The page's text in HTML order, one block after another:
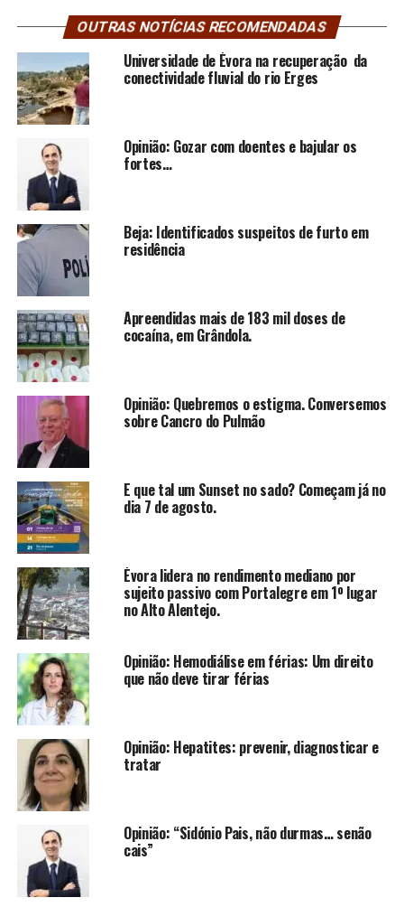
OUTRAS NOTÍCIAS RECOMENDADAS
Universidade de Évora na recuperação da
conectividade fluvial do rio Erges
Opinião: Gozar com doentes e bajular os
fortes…
Beja: Identificados suspeitos de furto em
residência
Apreendidas mais de 183 mil doses de
cocaína, em Grândola.
Opinião: Quebremos o estigma. Conversemos
sobre Cancro do Pulmão
E que tal um Sunset no sado? Começam já no
dia 7 de agosto.
Évora lidera no rendimento mediano por
sujeito passivo com Portalegre em 1º lugar
no Alto Alentejo.
Opinião: Hemodiálise em férias: Um direito
que não deve tirar férias
Opinião: Hepatites: prevenir, diagnosticar e
tratar
Opinião: “Sidónio Pais, não durmas… senão
cais”